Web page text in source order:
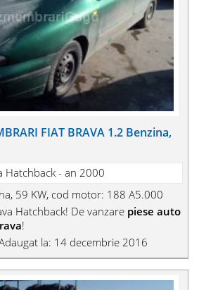
FIAT BRAVA 1.2 Benzina,
Hatchback - an 2000
59 KW, cod motor: 188 A5.000
Hatchback! De vanzare piese auto
!
la: 14 decembrie 2016